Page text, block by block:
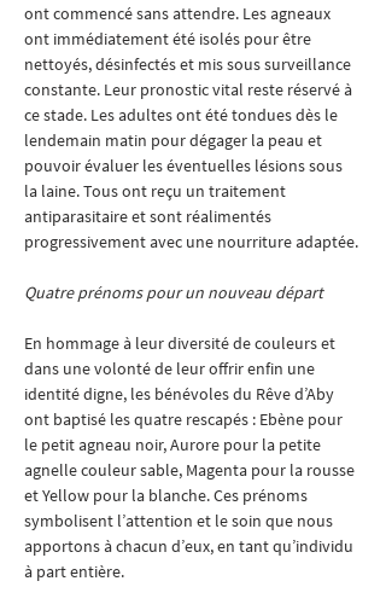
ont commencé sans attendre. Les agneaux
ont immédiatement été isolés pour être
nettoyés, désinfectés et mis sous surveillance
constante. Leur pronostic vital reste réservé à
ce stade. Les adultes ont été tondues dès le
lendemain matin pour dégager la peau et
pouvoir évaluer les éventuelles lésions sous
la laine. Tous ont reçu un traitement
antiparasitaire et sont réalimentés
progressivement avec une nourriture adaptée.
Quatre prénoms pour un nouveau départ
En hommage à leur diversité de couleurs et
dans une volonté de leur offrir enfin une
identité digne, les bénévoles du Rêve d’Aby
ont baptisé les quatre rescapés : Ebène pour
le petit agneau noir, Aurore pour la petite
agnelle couleur sable, Magenta pour la rousse
et Yellow pour la blanche. Ces prénoms
symbolisent l’attention et le soin que nous
apportons à chacun d’eux, en tant qu’individu
à part entière.